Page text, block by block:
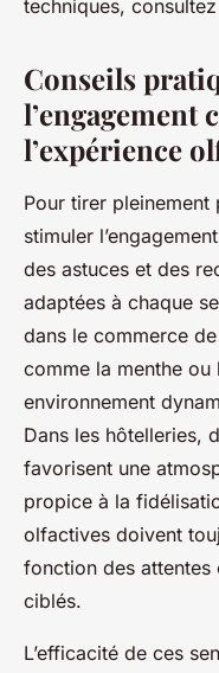
techniques,
Conseils
l’engagement
l’expérience
Pour tirer pleinement
stimuler
des astuces et des
adaptées à chaque
dans le commerce
comme la menthe ou
environnement
Dans les hôtelleries,
favorisent une
propice à la
olfactives doivent
fonction des attentes
ciblés.
L’efficacité de ces